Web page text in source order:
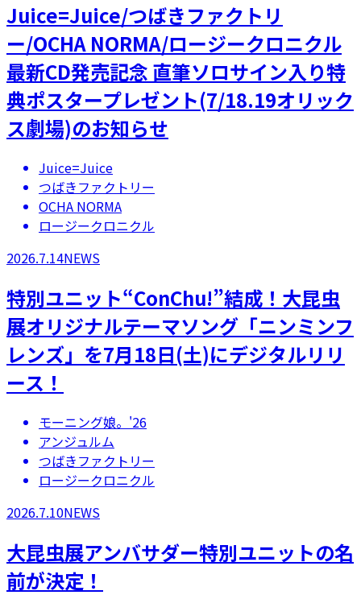
Juice=Juice/つばきファクトリ
ー/OCHA NORMA/ロージークロニクル
最新CD発売記念 直筆ソロサイン入り特
典ポスタープレゼント(7/18.19オリック
ス劇場)のお知らせ
Juice=Juice
つばきファクトリー
OCHA NORMA
ロージークロニクル
2026.7.14NEWS
特別ユニット“ConChu!”結成！大昆虫
展オリジナルテーマソング「ニンミンフ
レンズ」を7月18日(土)にデジタルリリ
ース！
モーニング娘。'26
アンジュルム
つばきファクトリー
ロージークロニクル
2026.7.10NEWS
大昆虫展アンバサダー特別ユニットの名
前が決定！